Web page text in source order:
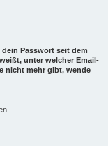
Passwort seit dem
unter welcher Email-
nicht mehr gibt, wende